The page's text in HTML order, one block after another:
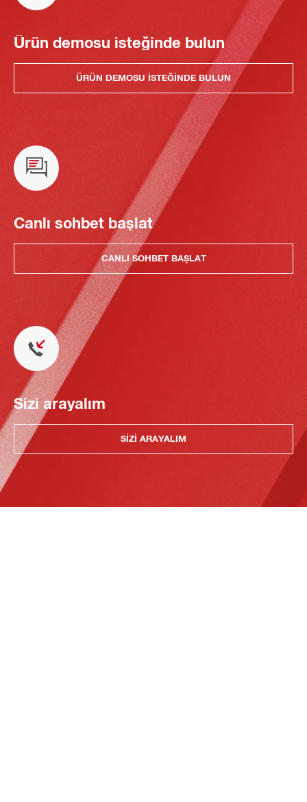
Ürün demosu isteğinde bulun
ÜRÜN DEMOSU ISTEĞINDE BULUN
Canlı sohbet başlat
CANLI SOHBET BAŞLAT
Sizi arayalım
SIZI ARAYALIM